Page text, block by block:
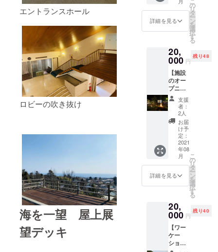
エントランスホール
ロビーの吹き抜け
海を一望 屋上展
望デッキ
温泉、1
泊2食
(夕食
キャン
プエリ
アの森
でキャ
ンプ
ファイ
ヤーを
囲みな
がら施
設の
オープ
ンをみ
んなで
お祝い
しま
す。も
ちろん
の眺望
もお楽
けま
す。 ・
体験宿
プファ
イ
ヤー！
（早
割） 限
人
2021年
8月の施
設の
オープ
ニング
パー
ティー
にご招
待しま
す。体
験宿泊1
泊2日
宿泊、
温泉、1
泊2食
(夕食
キャン
プエリ
アの森
でキャ
ンプ
ファイ
詳細を見る
の
リ
タ
ー
ン
を
選
択
す
る
20,
000 円
残り48
【施設
のオー
プニン
グを一
緒にお
祝いし
たい方
向け】
CAMPF
IREで
キャン
プファ
イ
ヤー！
（通常
価格）
人
2021年
8月の施
設の
オープ
ニング
支援
者：
2人
お届
け予
定：
2021
年08
月
詳細を見る
こ
の
リ
タ
ー
ン
を
選
択
す
る
20,
000 円
残り40
【ワー
ケー
ション